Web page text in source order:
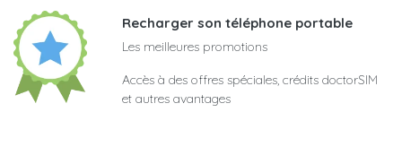
Recharger son téléphone portable
Les meilleures promotions
Accès à des offres spéciales, crédits doctorSIM
et autres avantages